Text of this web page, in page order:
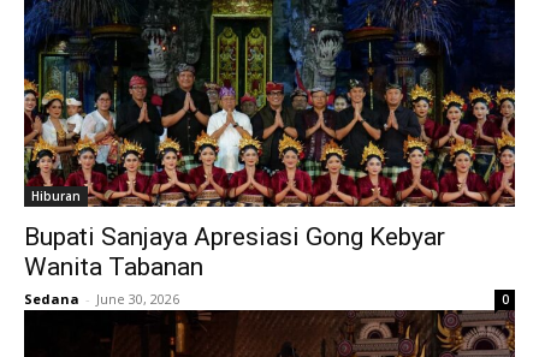
Hiburan
Bupati Sanjaya Apresiasi Gong Kebyar
Wanita Tabanan
Sedana - June 30, 2026 0